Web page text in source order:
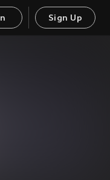
Sign Up